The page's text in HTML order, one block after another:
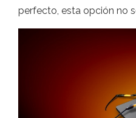
perfecto, esta opción no